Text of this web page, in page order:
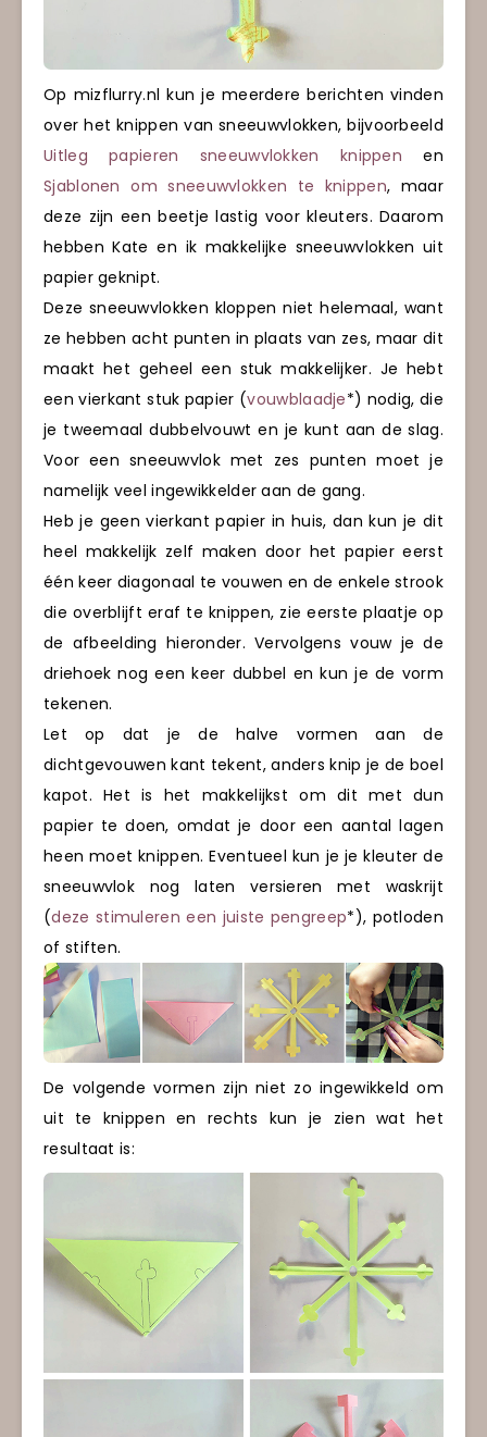
Op mizflurry.nl kun je meerdere berichten vinden
over het knippen van sneeuwvlokken, bijvoorbeeld
Uitleg papieren sneeuwvlokken knippen en
Sjablonen om sneeuwvlokken te knippen, maar
deze zijn een beetje lastig voor kleuters. Daarom
hebben Kate en ik makkelijke sneeuwvlokken uit
papier geknipt.
Deze sneeuwvlokken kloppen niet helemaal, want
ze hebben acht punten in plaats van zes, maar dit
maakt het geheel een stuk makkelijker. Je hebt
een vierkant stuk papier (vouwblaadje*) nodig, die
je tweemaal dubbelvouwt en je kunt aan de slag.
Voor een sneeuwvlok met zes punten moet je
namelijk veel ingewikkelder aan de gang.
Heb je geen vierkant papier in huis, dan kun je dit
heel makkelijk zelf maken door het papier eerst
één keer diagonaal te vouwen en de enkele strook
die overblijft eraf te knippen, zie eerste plaatje op
de afbeelding hieronder. Vervolgens vouw je de
driehoek nog een keer dubbel en kun je de vorm
tekenen.
Let op dat je de halve vormen aan de
dichtgevouwen kant tekent, anders knip je de boel
kapot. Het is het makkelijkst om dit met dun
papier te doen, omdat je door een aantal lagen
heen moet knippen. Eventueel kun je je kleuter de
sneeuwvlok nog laten versieren met waskrijt
(deze stimuleren een juiste pengreep*), potloden
of stiften.
De volgende vormen zijn niet zo ingewikkeld om
uit te knippen en rechts kun je zien wat het
resultaat is: